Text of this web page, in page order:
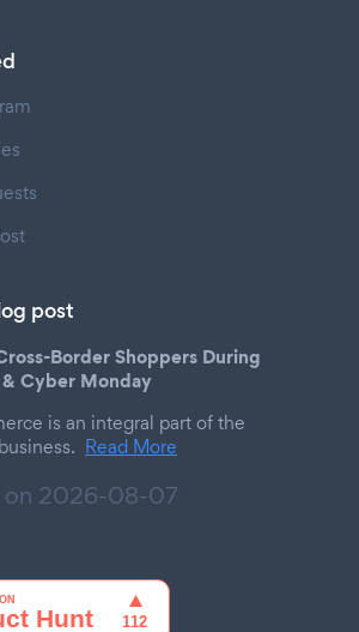
post
Border Shoppers During
Cyber Monday
is an integral part of the
Read More
2026-08-07